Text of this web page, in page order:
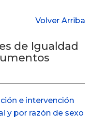
Volver Arriba
de Igualdad
e intervención
y por razón de sexo